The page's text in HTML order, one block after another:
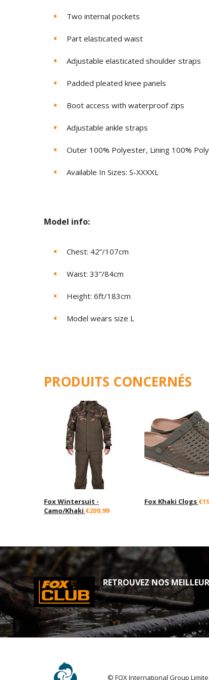
Two internal pockets
Part elasticated waist
Adjustable elasticated shoulder straps
Padded pleated knee panels
Boot access with waterproof zips
Adjustable ankle straps
Outer 100% Polyester, Lining 100%
Available In Sizes: S-XXXXL
Model info:
Chest: 42”/107cm
Waist: 33”/84cm
Height: 6ft/183cm
Model wears size L
PRODUITS CONCERNÉS
Fox Wintersuit -
Camo/Khaki €209,99
Fox Khaki Clogs
RETROUVEZ NOS
© FOX International Group